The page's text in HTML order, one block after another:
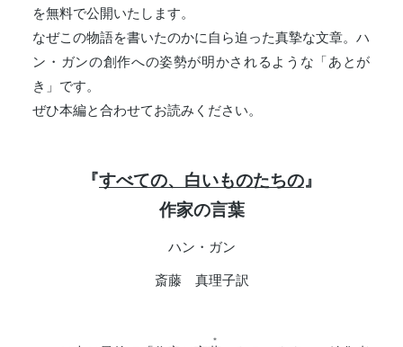
を無料で公開いたします。
なぜこの物語を書いたのかに自ら迫った真摯な文章。ハ
ン・ガンの創作への姿勢が明かされるような「あとが
き」です。
ぜひ本編と合わせてお読みください。
『すべての、白いものたちの』
作家の言葉
ハン・ガン
斎藤 真理子訳
＊